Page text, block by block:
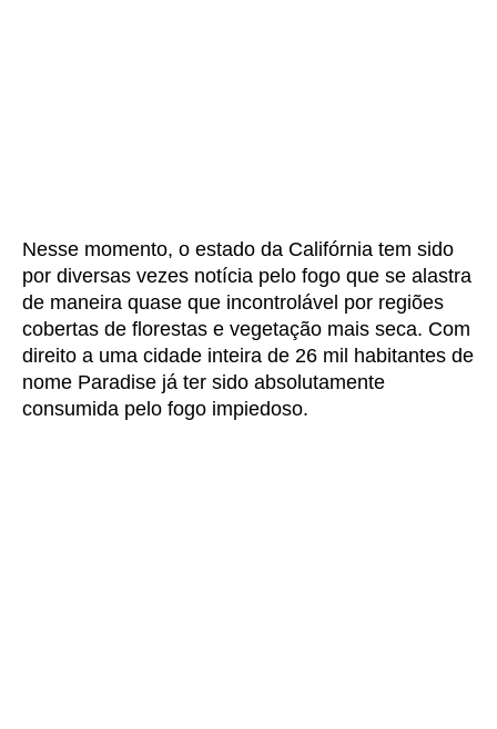
Nesse momento, o estado da Califórnia tem sido
por diversas vezes notícia pelo fogo que se alastra
de maneira quase que incontrolável por regiões
cobertas de florestas e vegetação mais seca. Com
direito a uma cidade inteira de 26 mil habitantes de
nome Paradise já ter sido absolutamente
consumida pelo fogo impiedoso.